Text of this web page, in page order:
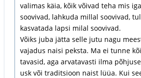
valimas käia, kõik võivad teha mis
soovivad, lahkuda millal soovivad,
kasvatada lapsi milal soovivad.
Võiks juba jätta selle jutu nagu
vajadus naisi peksta. Ma ei tunne
tavasid, aga arvatavasti ilma
usk või traditsioon naist lüüa. Kui